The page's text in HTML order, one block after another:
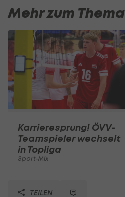
Mehr zum Thema
Karrieresprung! ÖVV-
Teamspieler wechselt
in Topliga
Sport-Mix
TEILEN